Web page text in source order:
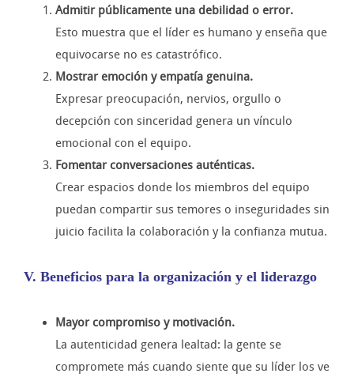
Admitir públicamente una debilidad o error.
Esto muestra que el líder es humano y enseña que
equivocarse no es catastrófico.
Mostrar emoción y empatía genuina.
Expresar preocupación, nervios, orgullo o
decepción con sinceridad genera un vínculo
emocional con el equipo.
Fomentar conversaciones auténticas.
Crear espacios donde los miembros del equipo
puedan compartir sus temores o inseguridades sin
juicio facilita la colaboración y la confianza mutua.
V. Beneficios para la organización y el liderazgo
Mayor compromiso y motivación.
La autenticidad genera lealtad: la gente se
compromete más cuando siente que su líder los ve